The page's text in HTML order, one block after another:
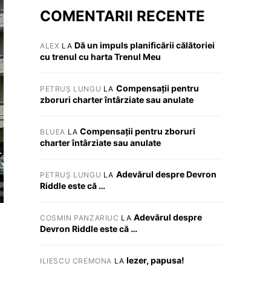
COMENTARII RECENTE
ALEX LA Dă un impuls planificării călătoriei
cu trenul cu harta Trenul Meu
PETRUȘ LUNGU LA Compensații pentru
zboruri charter întârziate sau anulate
BLUEA LACompensații pentru zboruri
charter întârziate sau anulate
PETRUȘ LUNGU LA Adevărul despre Devron
Riddle este că …
COSMIN PANZARIUC LA Adevărul despre
Devron Riddle este că …
ILIESCU CREMONA LA Iezer, papusa!